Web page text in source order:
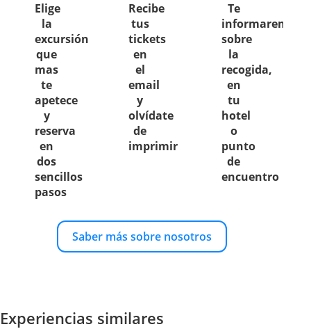
Elige
la
excursión
que
mas
te
apetece
y
reserva
en
dos
sencillos
pasos
Recibe
tus
tickets
en
el
email
y
olvídate
de
imprimir
Te
informaremos
sobre
la
recogida,
en
tu
hotel
o
punto
de
encuentro
Saber más sobre nosotros
Experiencias similares